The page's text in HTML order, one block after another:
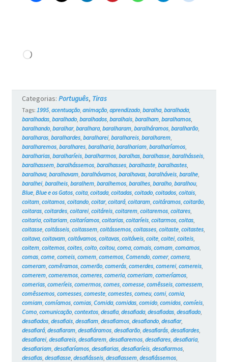
Carregando...
Categorias: Português, Tiras
Tags: 1995, acentuação, animação, aprendizado, baralha, baralhada,
baralhadas, baralhado, baralhados, baralhais, baralham, baralhamos,
baralhando, baralhar, baralhara, baralharam, baralháramos, baralharão,
baralharas, baralhardes, baralharei, baralhareis, baralharem,
baralharemos, baralhares, baralharia, baralhariam, baralharíamos,
baralharias, baralharíeis, baralharmos, baralhas, baralhasse, baralhásseis,
baralhassem, baralhássemos, baralhasses, baralhaste, baralhastes,
baralhava, baralhavam, baralhávamos, baralhavas, baralháveis, baralhe,
baralhei, baralheis, baralhem, baralhemos, baralhes, baralho, baralhou,
Blue, Blue e os Gatos, coita, coitada, coitadas, coitado, coitados, coitais,
coitam, coitamos, coitando, coitar, coitará, coitaram, coitáramos, coitarão,
coitaras, coitardes, coitarei, coitáreis, coitarem, coitaremos, coitares,
coitaria, coitariam, coitaríamos, coitarias, coitaríeis, coitarmos, coitas,
coitasse, coitásseis, coitassem, coitássemos, coitasses, coitaste, coitastes,
coitava, coitavam, coitávamos, coitavas, coitáveis, coite, coitei, coiteis,
coitem, coitemos, coites, coito, coitou, coma, comais, comam, comamos,
comas, come, comeis, comem, comemos, Comendo, comer, comera,
comeram, comêramos, comerão, comerás, comerdes, comerei, comereis,
comerem, comeremos, comeres, comeria, comeriam, comeríamos,
comerias, comeríeis, comermos, comes, comesse, comêsseis, comessem,
comêssemos, comesses, comeste, comestes, comeu, comi, comia,
comiam, comíamos, comias, Comida, comidas, comido, comidos, comíeis,
Como, comunicação, contextos, desafia, desafiada, desafiadas, desafiado,
desafiados, desafiais, desafiam, desafiamos, desafiando, desafiar,
desafiará, desafiaram, desafiáramos, desafiarão, desafiarás, desafiardes,
desafiarei, desafiareis, desafiarem, desafiaremos, desafiares, desafiaria,
desafiariam, desafiaríamos, desafiarias, desafiaríeis, desafiarmos,
desafias, desafiasse, desafiásseis, desafiassem, desafiássemos,